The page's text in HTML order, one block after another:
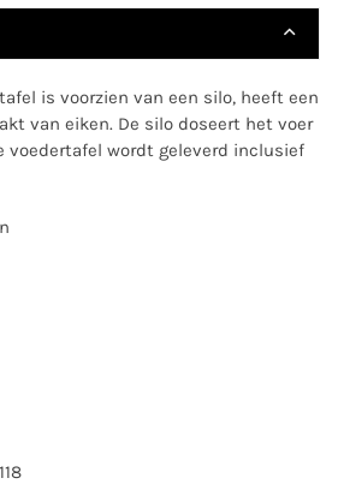
is voorzien van een silo, heeft een
van eiken. De silo doseert het voer
voedertafel wordt geleverd inclusief